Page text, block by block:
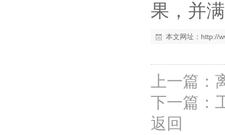
果，并
本文网址： http://
上一篇：
下一篇：
返回